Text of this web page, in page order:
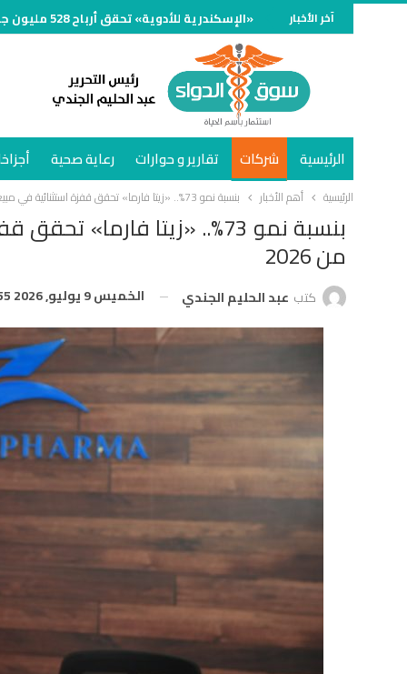
آخر الأخبار «الإسكندرية للأدوية» تحقق أرباح 528 مليون جنيه بنمو 35% خلال العام المالي المنتهي في يونيو 2026
الرئيسية شركات تقارير و حوارات رعاية صحية
الرئيسية أهم الأخبار بنسبة نمو 73%.. «زيتا فارما» تحقق قفزة استثنائية في مبيعاتها خلال أول 5 أشهر من 2026
من 2026
كتب عبد الحليم الجندي الخميس 9 يوليو, 2026 3:55 م